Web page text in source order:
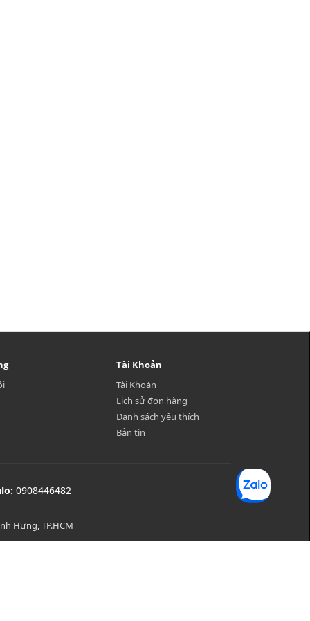
Tài Khoản
Tài Khoản
Lịch sử đơn hàng
Danh sách yêu thích
Bản tin
0908446482
Hưng, TP.HCM